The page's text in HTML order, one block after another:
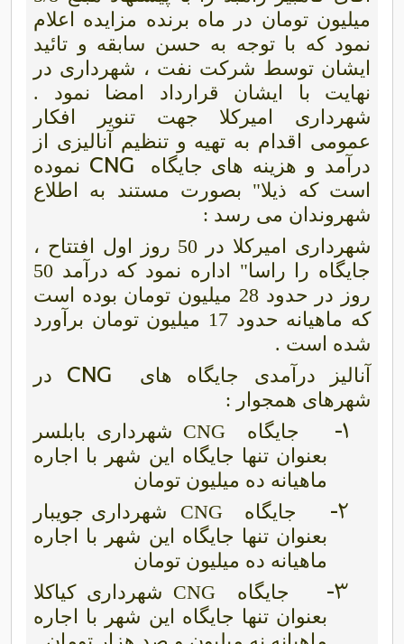
میلیون تومان در ماه برنده مزایده اعلام
نمود که با توجه به حسن سابقه و تائید
ایشان توسط شرکت نفت ، شهرداری در
نهایت با ایشان قرارداد امضا نمود .
شهرداری امیرکلا جهت تنویر افکار
عمومی اقدام به تهیه و تنظیم آنالیزی از
درآمد و هزینه های جایگاه
CNG نموده
است که ذیلا" بصورت مستند به اطلاع
شهروندان می رسد :
شهرداری امیرکلا در 50 روز اول افتتاح ،
جایگاه را راسا" اداره نمود که درآمد 50
روز در حدود 28 میلیون تومان بوده است
که ماهیانه حدود 17 میلیون تومان برآورد
شده است .
آنالیز درآمدی جایگاه های
CNG
در
شهرهای همجوار :
1- جایگاه CNG شهرداری بابلسر
بعنوان تنها جایگاه این شهر با اجاره
ماهیانه ده میلیون تومان
2- جایگاه CNG
شهرداری جویبار
بعنوان تنها جایگاه این شهر با اجاره
ماهیانه ده میلیون تومان
3- جایگاه CNG
شهرداری کیاکلا
بعنوان تنها جایگاه این شهر با اجاره